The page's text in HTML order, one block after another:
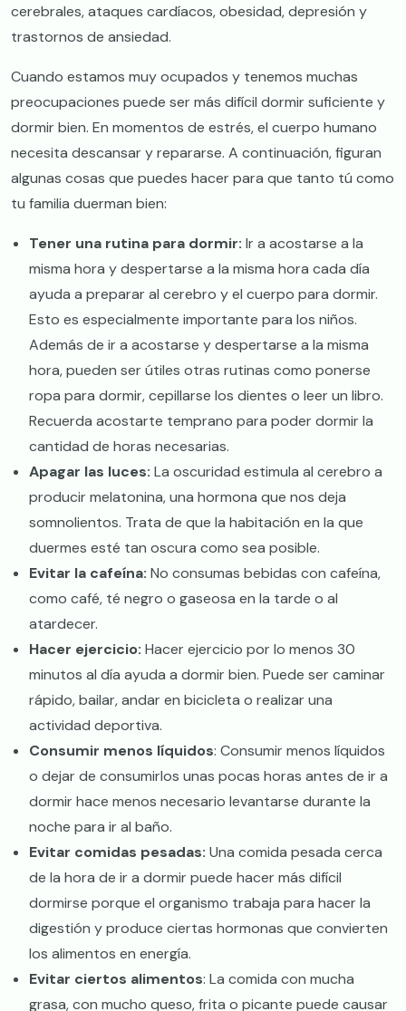
cerebrales, ataques cardíacos, obesidad, depresión y
trastornos de ansiedad.
Cuando estamos muy ocupados y tenemos muchas
preocupaciones puede ser más difícil dormir suficiente y
dormir bien. En momentos de estrés, el cuerpo humano
necesita descansar y repararse. A continuación, figuran
algunas cosas que puedes hacer para que tanto tú como
tu familia duerman bien:
Tener una rutina para dormir: Ir a acostarse a la
misma hora y despertarse a la misma hora cada día
ayuda a preparar al cerebro y el cuerpo para dormir.
Esto es especialmente importante para los niños.
Además de ir a acostarse y despertarse a la misma
hora, pueden ser útiles otras rutinas como ponerse
ropa para dormir, cepillarse los dientes o leer un libro.
Recuerda acostarte temprano para poder dormir la
cantidad de horas necesarias.
Apagar las luces: La oscuridad estimula al cerebro a
producir melatonina, una hormona que nos deja
somnolientos. Trata de que la habitación en la que
duermes esté tan oscura como sea posible.
Evitar la cafeína: No consumas bebidas con cafeína,
como café, té negro o gaseosa en la tarde o al
atardecer.
Hacer ejercicio: Hacer ejercicio por lo menos 30
minutos al día ayuda a dormir bien. Puede ser caminar
rápido, bailar, andar en bicicleta o realizar una
actividad deportiva.
Consumir menos líquidos: Consumir menos líquidos
o dejar de consumirlos unas pocas horas antes de ir a
dormir hace menos necesario levantarse durante la
noche para ir al baño.
Evitar comidas pesadas: Una comida pesada cerca
de la hora de ir a dormir puede hacer más difícil
dormirse porque el organismo trabaja para hacer la
digestión y produce ciertas hormonas que convierten
los alimentos en energía.
Evitar ciertos alimentos: La comida con mucha
grasa, con mucho queso, frita o picante puede causar